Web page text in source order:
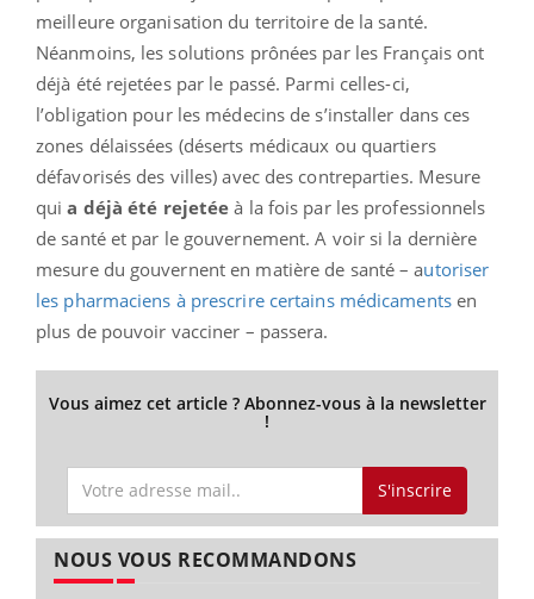
meilleure organisation du territoire de la santé.
Néanmoins, les solutions prônées par les Français ont
déjà été rejetées par le passé. Parmi celles-ci,
l’obligation pour les médecins de s’installer dans ces
zones délaissées (déserts médicaux ou quartiers
défavorisés des villes) avec des contreparties. Mesure
quia déjà été rejetée à la fois par les professionnels
de santé et par le gouvernement. A voir si la dernière
mesure du gouvernent en matière de santé – autoriser
les pharmaciens à prescrire certains médicamentsen
plus de pouvoir vacciner – passera.
Vous aimez cet article ? Abonnez-vous à la newsletter
!
S'inscrire
NOUS VOUS RECOMMANDONS